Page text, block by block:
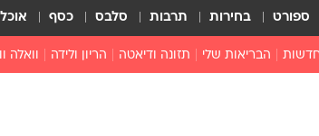
ספורט בחירות תרבות סלבס כסף אוכל
הבריאות שלי תזונה ודיאטה הריון ולידה וואלה